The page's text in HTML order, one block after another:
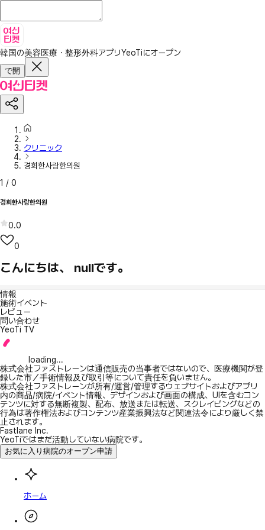
韓国の美容医療・整形外科アプリYeoTiにオープン
で開
クリニック
경희한사랑한의원
1 / 0
경희한사랑한의원
0.0
0
こんにちは、 nullです。
情報
施術イベント
レビュー
問い合わせ
YeoTi TV
loading...
株式会社ファストレーンは通信販売の当事者ではないので、医療機関が登
録した市／手術情報及び取引等について責任を負いません。
株式会社ファストレーンが所有/運営/管理するウェブサイトおよびアプリ
内の商品/病院/イベント情報、デザインおよび画面の構成、UIを含むコン
テンツに対する無断複製、配布、放送または転送、スクレイピングなどの
行為は著作権法およびコンテンツ産業振興法など関連法令により厳しく禁
止されます。
Fastlane Inc.
YeoTiではまだ活動していない病院です。
お気に入り病院のオープン申請
ホーム